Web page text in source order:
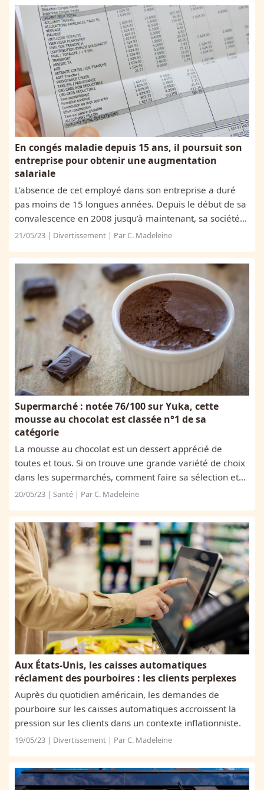
En congés maladie depuis 15 ans, il poursuit son
entreprise pour obtenir une augmentation
salariale
L’absence de cet employé dans son entreprise a duré
pas moins de 15 longues années. Depuis le début de sa
convalescence en 2008 jusqu’à maintenant, sa société
lui verse toujours une rémunération. Pourtant, le
21/05/23 | Divertissement | Par C. Madeleine
Supermarché : notée 76/100 sur Yuka, cette
mousse au chocolat est classée n°1 de sa
catégorie
La mousse au chocolat est un dessert apprécié de
toutes et tous. Si on trouve une grande variété de choix
dans les supermarchés, comment faire sa sélection et
se diriger vers les produits les plus sains et les meilleurs
20/05/23 | Santé | Par C. Madeleine
Aux États-Unis, les caisses automatiques
réclament des pourboires : les clients perplexes
Auprès du quotidien américain, les demandes de
pourboire sur les caisses automatiques accroissent la
pression sur les clients dans un contexte inflationniste.
19/05/23 | Divertissement | Par C. Madeleine